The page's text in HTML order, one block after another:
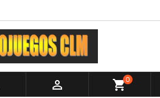
 shopping_cart0